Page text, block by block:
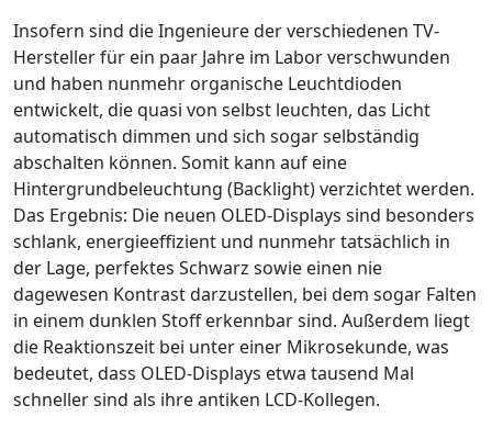
Insofern sind die Ingenieure der verschiedenen TV-
Hersteller für ein paar Jahre im Labor verschwunden
und haben nunmehr organische Leuchtdioden
entwickelt, die quasi von selbst leuchten, das Licht
automatisch dimmen und sich sogar selbständig
abschalten können. Somit kann auf eine
Hintergrundbeleuchtung (Backlight) verzichtet werden.
Das Ergebnis: Die neuen OLED-Displays sind besonders
schlank, energieeffizient und nunmehr tatsächlich in
der Lage, perfektes Schwarz sowie einen nie
dagewesen Kontrast darzustellen, bei dem sogar Falten
in einem dunklen Stoff erkennbar sind. Außerdem liegt
die Reaktionszeit bei unter einer Mikrosekunde, was
bedeutet, dass OLED-Displays etwa tausend Mal
schneller sind als ihre antiken LCD-Kollegen.